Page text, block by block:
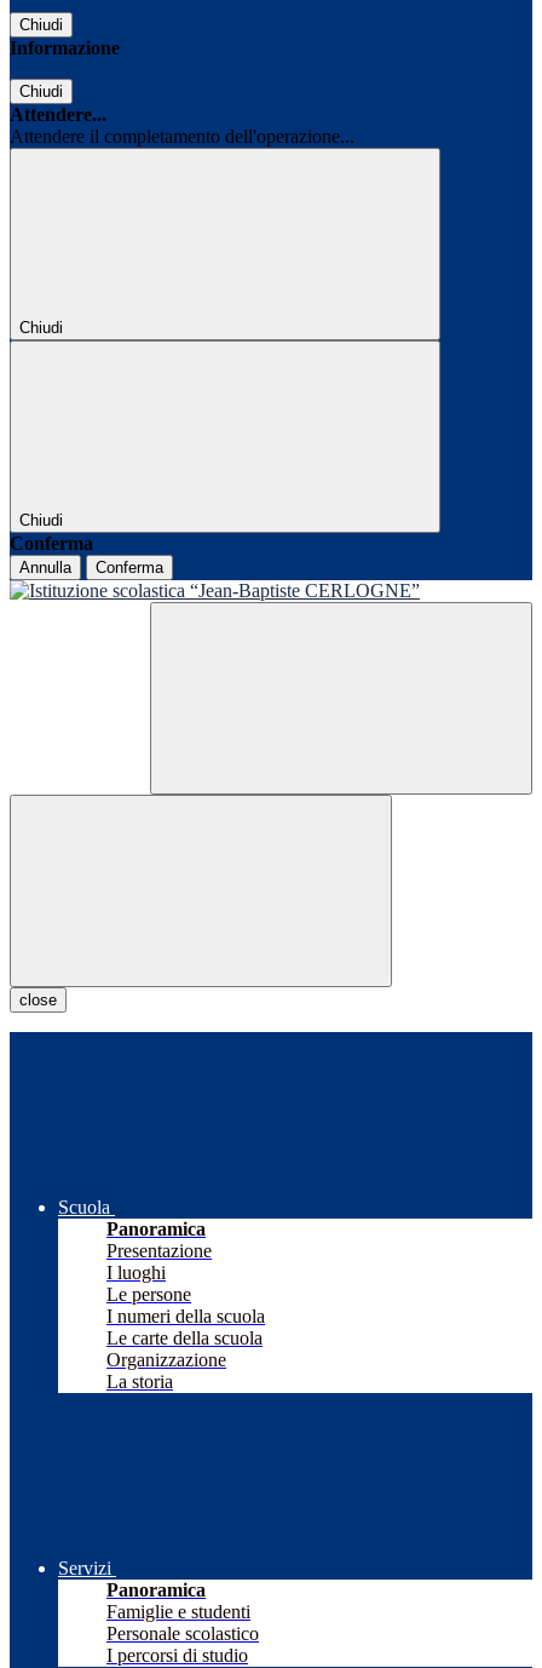
Chiudi
Informazione
Chiudi
Attendere...
Attendere il completamento dell'operazione...
Chiudi
Chiudi
Conferma
Annulla Conferma
close
Scuola
Panoramica
Presentazione
I luoghi
Le persone
I numeri della scuola
Le carte della scuola
Organizzazione
La storia
Servizi
Panoramica
Famiglie e studenti
Personale scolastico
I percorsi di studio